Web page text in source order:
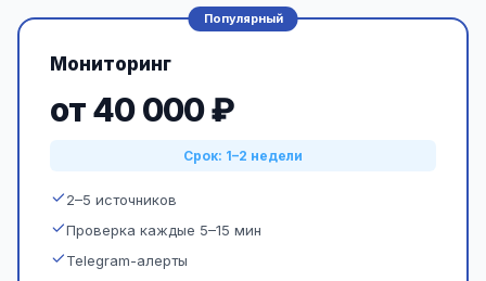
Популярный
Мониторинг
от 40 000 ₽
Срок: 1–2 недели
2–5 источников
Проверка каждые 5–15 мин
Telegram-алерты